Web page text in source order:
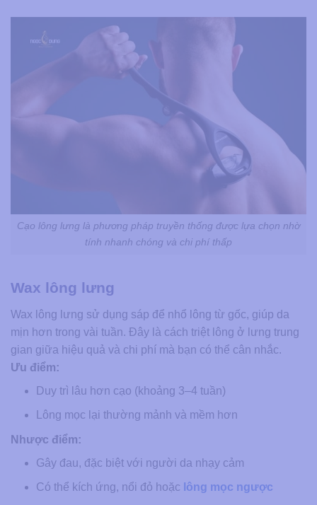
Cạo lông lưng là phương pháp truyền thống được lựa chọn nhờ
tính nhanh chóng và chi phí thấp
Wax lông lưng
Wax lông lưng sử dụng sáp để nhổ lông từ gốc, giúp da
mịn hơn trong vài tuần. Đây là cách triệt lông ở lưng trung
gian giữa hiệu quả và chi phí mà bạn có thể cân nhắc.
Ưu điểm:
Duy trì lâu hơn cạo (khoảng 3–4 tuần)
Lông mọc lại thường mảnh và mềm hơn
Nhược điểm:
Gây đau, đặc biệt với người da nhạy cảm
Có thể kích ứng, nổi đỏ hoặc lông mọc ngược